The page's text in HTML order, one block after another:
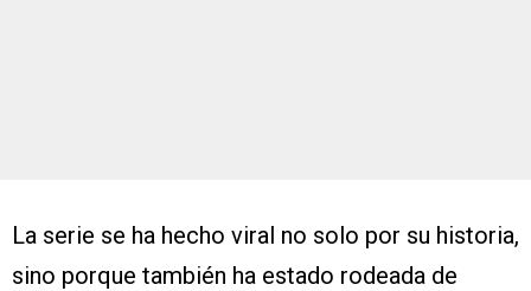
La serie se ha hecho viral no solo por su historia,
sino porque también ha estado rodeada de